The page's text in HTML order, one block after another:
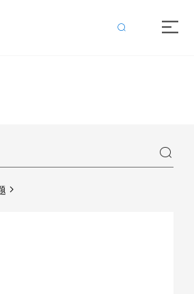
站APP免费,黄瓜视频网站入口,黄瓜视频免费